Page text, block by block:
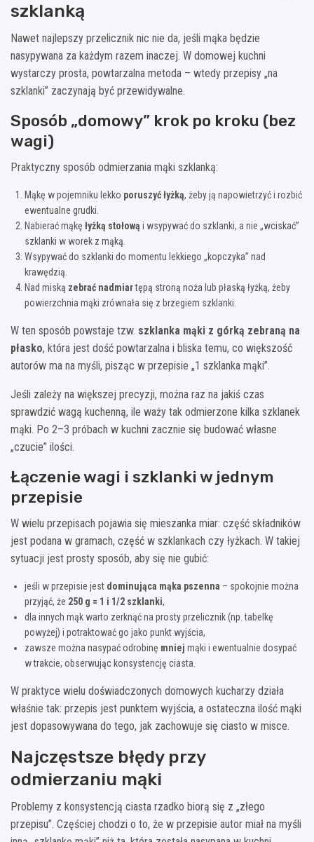
szklanką
Nawet najlepszy przelicznik nic nie da, jeśli mąka będzie
nasypywana za każdym razem inaczej. W domowej kuchni
wystarczy prosta, powtarzalna metoda – wtedy przepisy „na
szklanki” zaczynają być przewidywalne.
Sposób „domowy” krok po kroku (bez
wagi)
Praktyczny sposób odmierzania mąki szklanką:
Mąkę w pojemniku lekko poruszyć łyżką, żeby ją napowietrzyć i rozbić
ewentualne grudki.
Nabierać mąkę łyżką stołową i wsypywać do szklanki, a nie „wciskać”
szklanki w worek z mąką.
Wsypywać do szklanki do momentu lekkiego „kopczyka” nad
krawędzią.
Nad miską zebrać nadmiartępą stroną noża lub płaską łyżką, żeby
powierzchnia mąki zrównała się z brzegiem szklanki.
W ten sposób powstaje tzw. szklanka mąki z górką zebraną na
płasko, która jest dość powtarzalna i bliska temu, co większość
autorów ma na myśli, pisząc w przepisie „1 szklanka mąki”.
Jeśli zależy na większej precyzji, można raz na jakiś czas
sprawdzić wagą kuchenną, ile waży tak odmierzone kilka szklanek
mąki. Po 2–3 próbach w kuchni zacznie się budować własne
„czucie” ilości.
Łączenie wagi i szklanki w jednym
przepisie
W wielu przepisach pojawia się mieszanka miar: część składników
jest podana w gramach, część w szklankach czy łyżkach. W takiej
sytuacji jest prosty sposób, aby się nie gubić:
jeśli w przepisie jest dominująca mąka pszenna – spokojnie można
przyjąć, że 250 g = 1 i 1/2 szklanki,
dla innych mąk warto zerknąć na prosty przelicznik (np. tabelkę
powyżej) i potraktować go jako punkt wyjścia,
zawsze można nasypać odrobinę mniej mąki i ewentualnie dosypać
w trakcie, obserwując konsystencję ciasta.
W praktyce wielu doświadczonych domowych kucharzy działa
właśnie tak: przepis jest punktem wyjścia, a ostateczna ilość mąki
jest dopasowywana do tego, jak zachowuje się ciasto w misce.
Najczęstsze błędy przy
odmierzaniu mąki
Problemy z konsystencją ciasta rzadko biorą się z „złego
przepisu”. Częściej chodzi o to, że w przepisie autor miał na myśli